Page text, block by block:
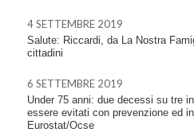
4 SETTEMBRE 2019
Salute: Riccardi, da La Nostra
cittadini
6 SETTEMBRE 2019
Under 75 anni: due decessi su tre
essere evitati con prevenzione ed
Eurostat/Ocse